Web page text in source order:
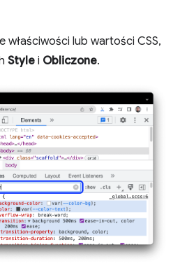
właściwości lub wartości CSS,
Style i Obliczone.